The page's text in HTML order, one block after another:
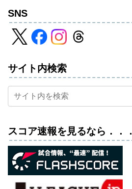
SNS
サイト内検索
スコア速報を見るなら．．．